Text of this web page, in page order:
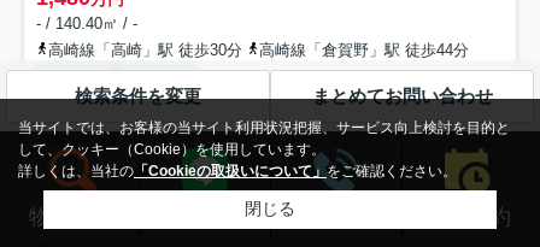
- / 140.40㎡ / -
高崎線「高崎」駅 徒歩30分
高崎線「倉賀野」駅 徒歩44分
高崎市中居町一丁目の売土地です。建物は解体してのお引渡しとなりま
す。フレッセイまで徒歩7分！中居小学校まで徒歩13分、大...
もっと見
る
検索条件を変更 まとめてお問い合わせ
物件検索 LINEする 来店予約
当サイトでは、お客様の当サイト利用状況把握、サービス向上検討を目的と
して、クッキー（Cookie）を使用しています。
詳しくは、当社の 「Cookieの取扱いについて」をご確認ください。
閉じる